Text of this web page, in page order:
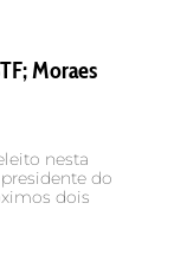
Moraes
nesta
do
dois